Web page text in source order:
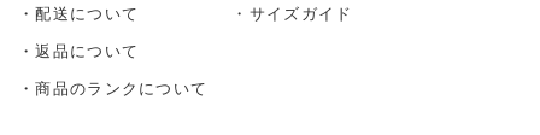
・配送について
・返品について
・商品のランクについて
・サイズガイド